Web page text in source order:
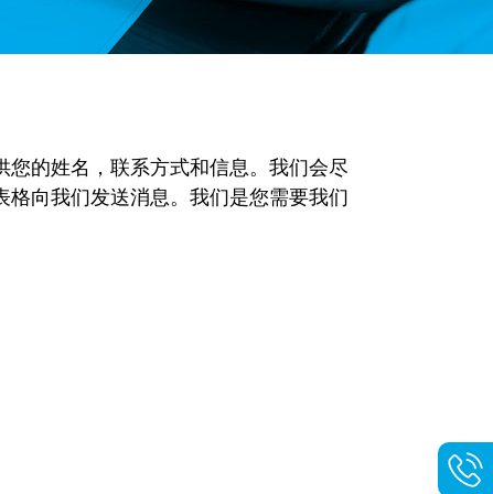
的姓名，联系方式和信息。我们会尽
向我们发送消息。我们是您需要我们